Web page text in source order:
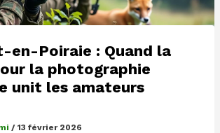
en-Poiraie : Quand la
la photographie
unit les amateurs
/ 13 février 2026